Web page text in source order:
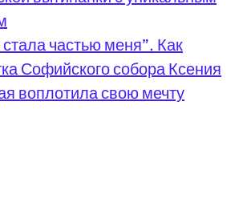
частью меня”. Как
Софийского собора Ксения
воплотила свою мечту